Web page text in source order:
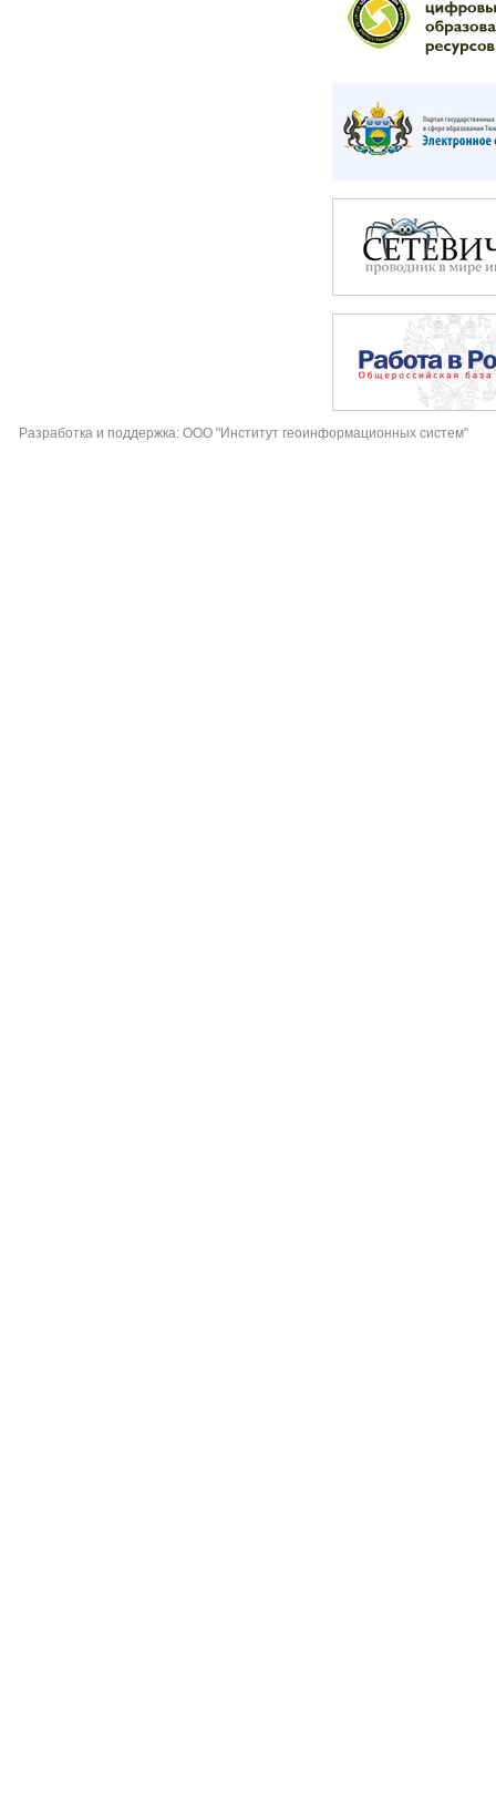
Разработка и поддержка: ООО "Институт геоинформационных систем"